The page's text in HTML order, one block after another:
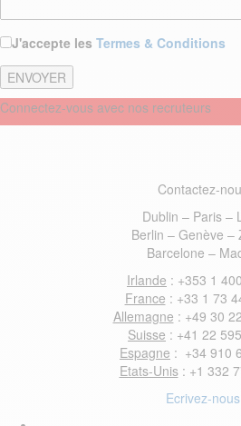
J'accepte les Termes & Conditions
Connectez-vous avec nos recruteurs
Contactez-
Dublin – Paris –
Berlin – Genève –
Barcelone –
Irlande : +353 1
France : +33 1 73
Allemagne : +49 30
Suisse : +41 22
Espagne : +34 910
Etats-Unis: +1 332
Ecrivez-nous